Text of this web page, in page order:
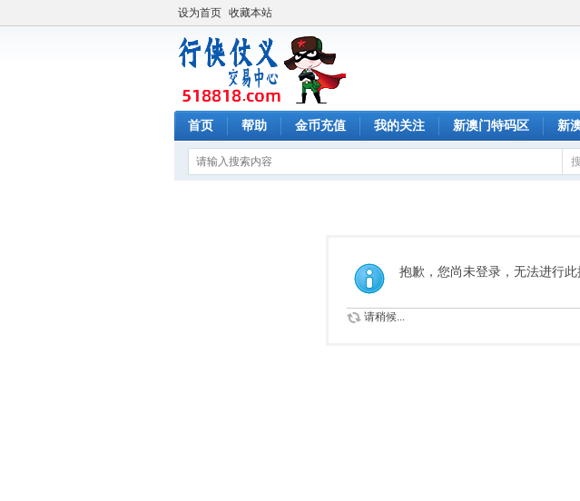
设为首页 收藏本站
首页 帮助 金币充值 我的关注 新澳门特码区 新
抱歉，您尚未登录，无法进行此
请稍候...